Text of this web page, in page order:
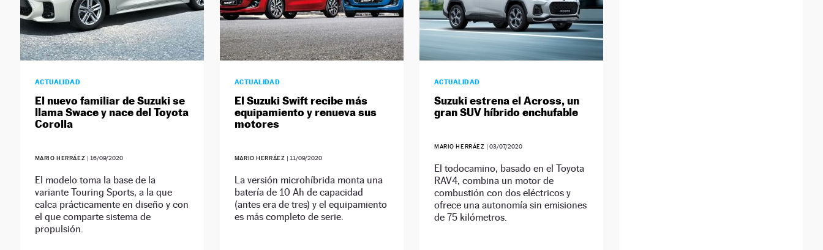
ACTUALIDAD
El nuevo familiar de Suzuki se
llama Swace y nace del Toyota
Corolla
MARIO HERRÁEZ | 16/09/2020
El modelo toma la base de la
variante Touring Sports, a la que
calca prácticamente en diseño y con
el que comparte sistema de
propulsión.
ACTUALIDAD
El Suzuki Swift recibe más
equipamiento y renueva sus
motores
MARIO HERRÁEZ | 11/09/2020
La versión microhíbrida monta una
batería de 10 Ah de capacidad
(antes era de tres) y el equipamiento
es más completo de serie.
ACTUALIDAD
Suzuki estrena el Across, un
gran SUV híbrido enchufable
MARIO HERRÁEZ | 03/07/2020
El todocamino, basado en el Toyota
RAV4, combina un motor de
combustión con dos eléctricos y
ofrece una autonomía sin emisiones
de 75 kilómetros.